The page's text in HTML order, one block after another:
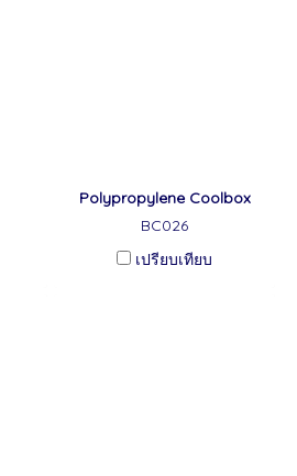
Polypropylene Coolbox
BC026
เปรียบเทียบ